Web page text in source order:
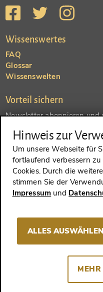
Wissenswertes
FAQ
Glossar
Wissenswelten
Vorteil sichern
Newsletter abonnieren und
Konto anlegen und einen
VERTRAG
AGB
Hinweis zur
Um unsere Webseite für
fortlaufend verbessern
Cookies. Durch die
stimmen Sie der
Impressum und
ALLES AUSWÄHLEN